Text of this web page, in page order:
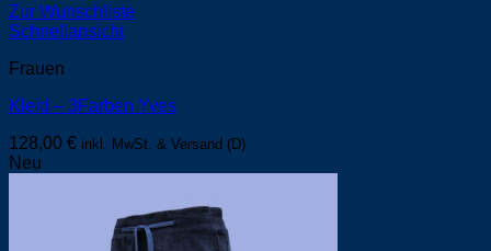
Zur Wunschliste
Schnellansicht
Frauen
Kleid – 3Farben Yves
128,00 € inkl. MwSt. & Versand (D)
Neu